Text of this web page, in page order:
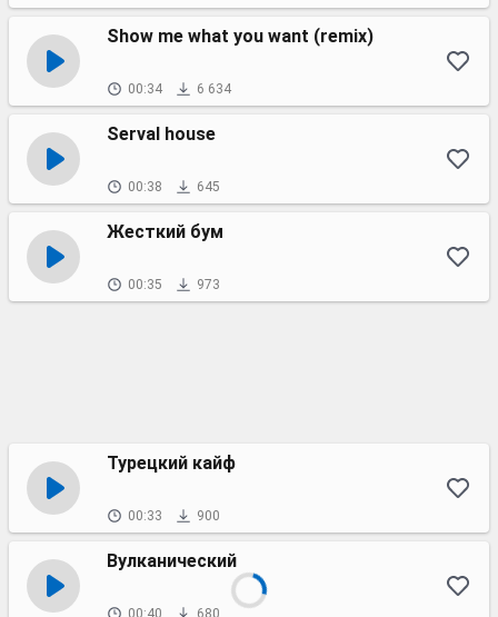
Show me what you want (remix)
00:34 6 634
Serval house
00:38 645
Жесткий бум
00:35 973
Турецкий кайф
00:33 900
Вулканический
00:40 680